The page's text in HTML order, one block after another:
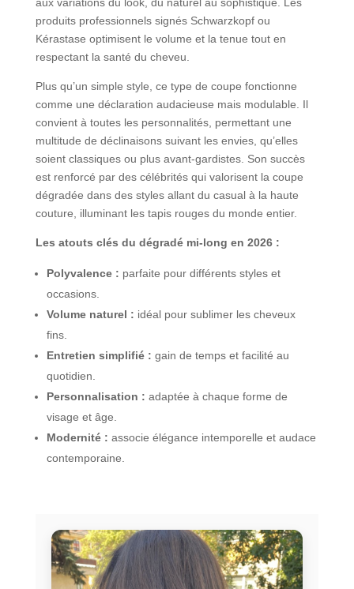
produits professionnels signés Schwarzkopf ou
Kérastase optimisent le volume et la tenue tout en
respectant la santé du cheveu.
Plus qu’un simple style, ce type de coupe fonctionne
comme une déclaration audacieuse mais modulable. Il
convient à toutes les personnalités, permettant une
multitude de déclinaisons suivant les envies, qu’elles
soient classiques ou plus avant-gardistes. Son succès
est renforcé par des célébrités qui valorisent la coupe
dégradée dans des styles allant du casual à la haute
couture, illuminant les tapis rouges du monde entier.
Les atouts clés du dégradé mi-long en 2026 :
Polyvalence : parfaite pour différents styles et
occasions.
Volume naturel : idéal pour sublimer les cheveux
fins.
Entretien simplifié : gain de temps et facilité au
quotidien.
Personnalisation : adaptée à chaque forme de
visage et âge.
Modernité : associe élégance intemporelle et audace
contemporaine.